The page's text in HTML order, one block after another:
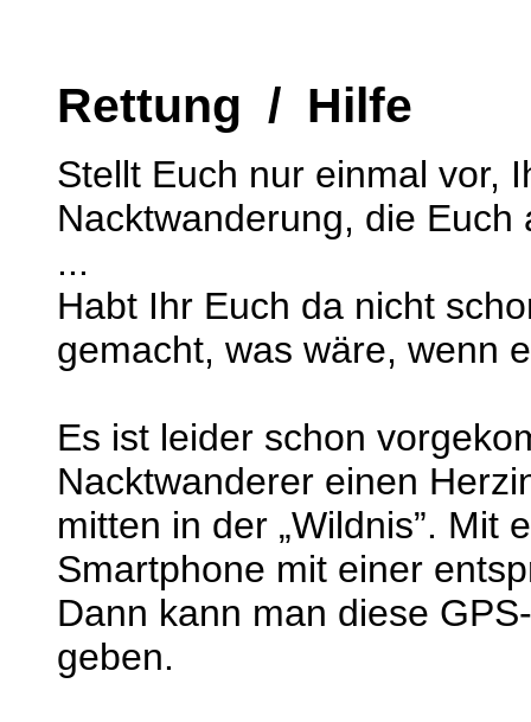
Rettung / Hilfe
Stellt Euch nur einmal vor,
Nacktwanderung, die
...
Habt Ihr Euch da nicht
gemacht, was wäre, wenn
Es ist leider schon
Nacktwanderer einen
mitten in der „Wildnis”. Mit
Smartphone mit einer
Dann kann man diese
geben.